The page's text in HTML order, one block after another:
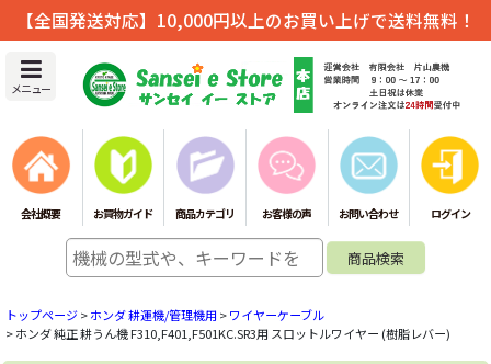
【全国発送対応】10,000円以上のお買い上げで送料無料！
メニュー
会社概要 お買物ガイド 商品カテゴリ お客様の声 お問い合わせ ログイン
トップページ>ホンダ 耕運機/管理機用 >ワイヤーケーブル
>ホンダ 純正 耕うん機 F310,F401,F501KC.SR3用 スロットルワイヤー (樹脂レバー)